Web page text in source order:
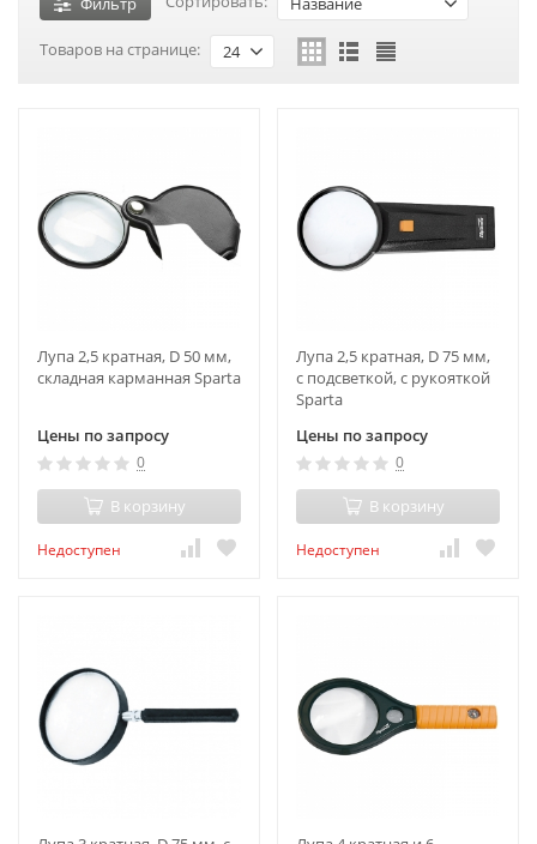
Товаров на странице: 24
Лупа 2,5 кратная, D 50 мм,
складная карманная Sparta
Цены по запросу
0
В корзину
Недоступен
Лупа 2,5 кратная, D 75 мм,
с подсветкой, с рукояткой
Sparta
Цены по запросу
0
В корзину
Недоступен